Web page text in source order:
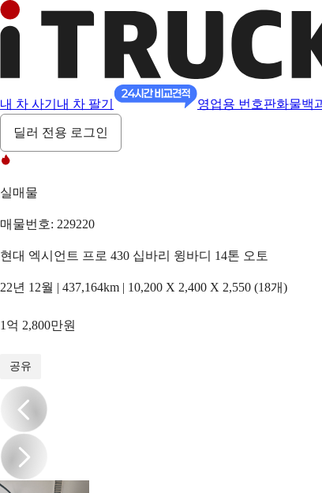
내 차 사기 내 차 팔기 영업용 번호판화물백
딜러 전용 로그인
실매물
매물번호: 229220
현대 엑시언트 프로 430 십바리 윙바디 14톤 오토
22년 12월 | 437,164km | 10,200 X 2,400 X 2,550 (18개)
1억 2,800만원
공유
/18